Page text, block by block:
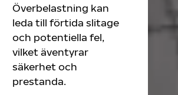
Överbelastning kan
leda till förtida slitage
och potentiella fel,
vilket äventyrar
säkerhet och
prestanda.